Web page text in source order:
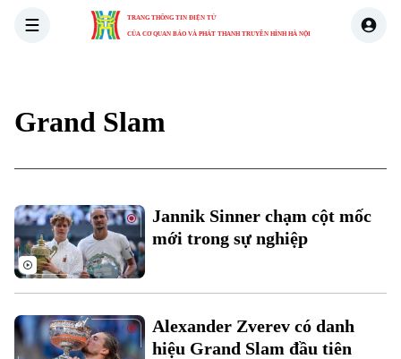
TRANG THÔNG TIN ĐIỆN TỬ
CỦA CƠ QUAN BÁO VÀ PHÁT THANH TRUYỀN HÌNH HÀ NỘI
Grand Slam
Jannik Sinner chạm cột mốc
mới trong sự nghiệp
Alexander Zverev có danh
hiệu Grand Slam đầu tiên